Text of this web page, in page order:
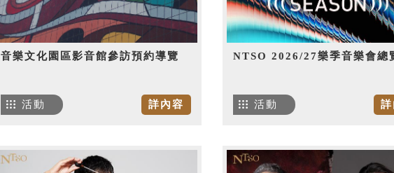
音樂文化園區影音館參訪預約導覽
詳內容
活動
NTSO 2026/27樂季音樂會總
詳
活動